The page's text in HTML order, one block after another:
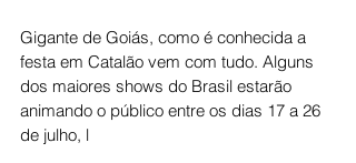
Gigante de Goiás, como é conhecida a
festa em Catalão vem com tudo. Alguns
dos maiores shows do Brasil estarão
animando o público entre os dias 17 a 26
de julho, l